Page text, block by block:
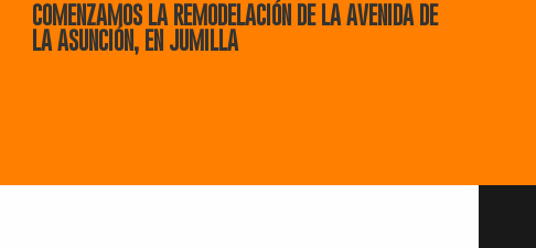
COMENZAMOS LA REMODELACIÓN DE LA AVENIDA DE
LA ASUNCIÓN, EN JUMILLA